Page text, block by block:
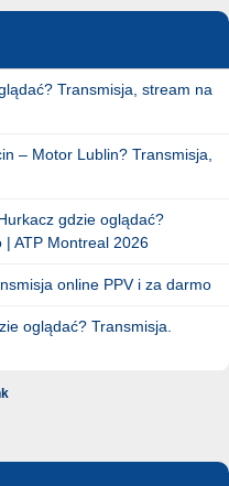
Transmisja, stream na
– Motor Lublin? Transmisja,
gdzie oglądać?
ATP Montreal 2026
online PPV i za darmo
oglądać? Transmisja.